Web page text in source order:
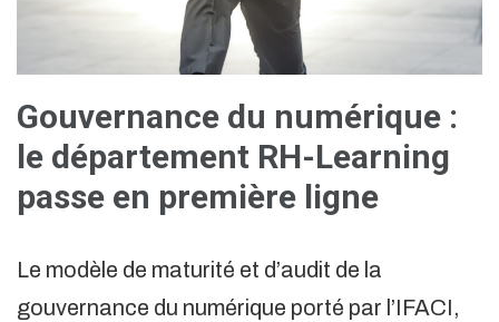
Gouvernance du numérique :
le département RH-Learning
passe en première ligne
Le modèle de maturité et d’audit de la
gouvernance du numérique porté par l’IFACI,